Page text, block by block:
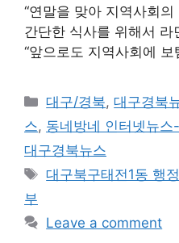
“연말을 맞아 지역사회
간단한 식사를 위해서 라
“앞으로도 지역사회에
Categories
대구/경북,대구경북
스, 동네방네 인터넷뉴
대구경북뉴스
Tags
대구북구태전1동 행
부
Leave a comment